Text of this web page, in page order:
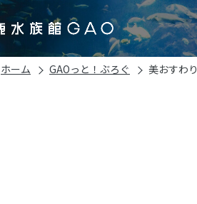
ホーム GAOっと！ぶろぐ 美おすわり